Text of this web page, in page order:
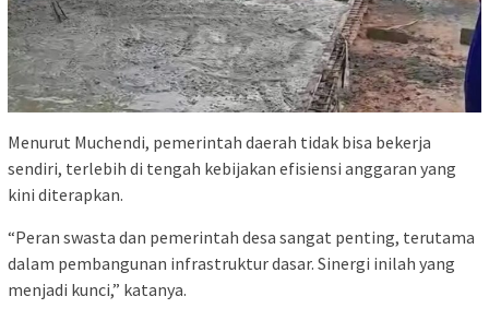
Menurut Muchendi, pemerintah daerah tidak bisa bekerja
sendiri, terlebih di tengah kebijakan efisiensi anggaran yang
kini diterapkan.
“Peran swasta dan pemerintah desa sangat penting, terutama
dalam pembangunan infrastruktur dasar. Sinergi inilah yang
menjadi kunci,” katanya.